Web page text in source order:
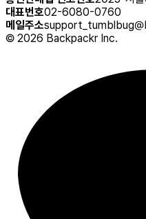
대표번호02-6080-0760
메일주소
© 2026 Backpackr Inc.